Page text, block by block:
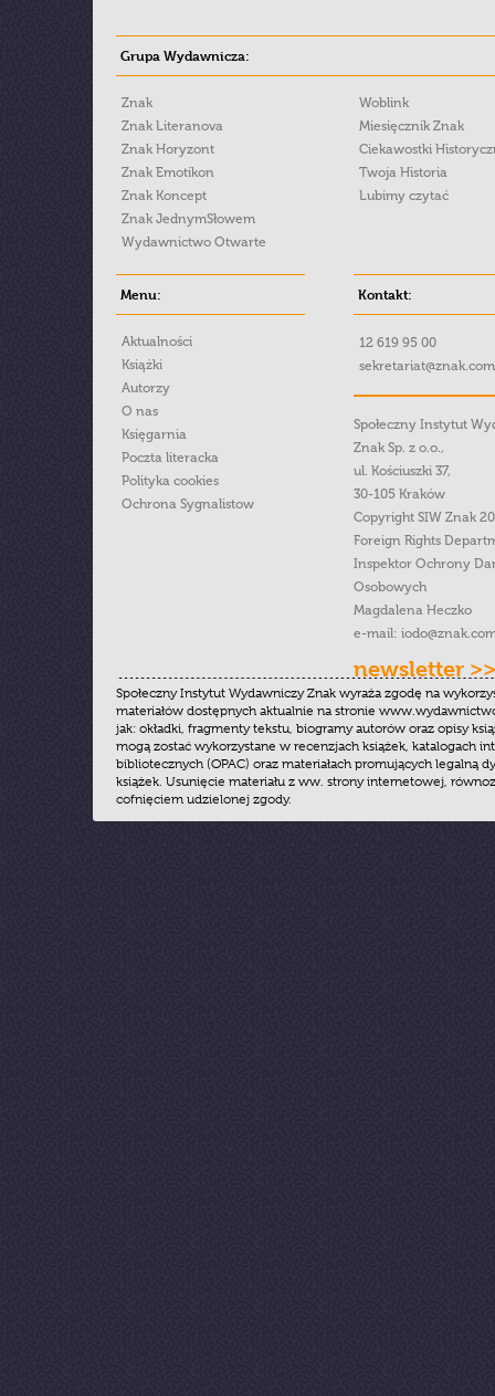
Grupa Wydawnicza:
Znak
Znak Literanova
Znak Horyzont
Znak Emotikon
Znak Koncept
Znak JednymSłowem
Wydawnictwo Otwarte
Woblink
Miesięcznik Znak
Ciekawostki
Twoja Historia
Lubimy czytać
Menu:
Aktualności
Książki
Autorzy
O nas
Księgarnia
Poczta literacka
Polityka cookies
Ochrona Sygnalistow
Kontakt:
12 619 95 00
Społeczny Instytut
Znak Sp. z o.o.,
ul. Kościuszki 37,
30-105 Kraków
Copyright SIW Znak
Foreign Rights
Inspektor Ochrony
Osobowych
Magdalena Heczko
e-mail:
newsletter >>
Społeczny Instytut Wydawniczy Znak wyraża zgodę na
materiałów dostępnych aktualnie na stronie
jak: okładki, fragmenty tekstu, biogramy autorów oraz opisy
mogą zostać wykorzystane w recenzjach książek, katalogach
bibliotecznych (OPAC) oraz materiałach promujących legalną
książek. Usunięcie materiału z ww. strony internetowej,
cofnięciem udzielonej zgody.